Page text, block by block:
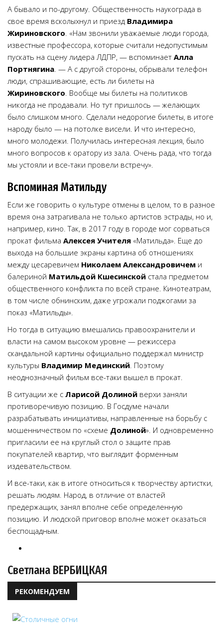
А бывало и по-другому. Общественность наукограда в
свое время всколыхнул и приезд Владимира
Жириновского. «Нам звонили уважаемые люди города,
известные профессора, которые считали недопустимым
пускать на сцену лидера ЛДПР, — вспоминает Алла
Портнягина. — А с другой стороны, обрывали телефон
люди, спрашивающие, есть ли билеты на
Жириновского. Вообще мы билеты на политиков
никогда не продавали. Но тут пришлось — желающих
было слишком много. Сделали недорогие билеты, в итоге
народу было — на потолке висели. И что интересно,
много молодежи. Получилась интересная лекция, было
много вопросов к оратору из зала. Очень рада, что тогда
мы устояли и все-таки провели встречу».
Вспоминая Матильду
Если же говорить о культуре отмены в целом, то в разное
время она затрагивала не только артистов эстрады, но и,
например, кино. Так, в 2017 году в городе мог сорваться
прокат фильма Алексея Учителя «Матильда». Еще до
выхода на большие экраны картина об отношениях
между цесаревичем Николаем Александровичем и
балериной Матильдой Кшесинской стала предметом
общественного конфликта по всей стране. Кинотеатрам,
в том числе обнинским, даже угрожали поджогами за
показ «Матильды».
Но тогда в ситуацию вмешались правоохранители и
власти на самом высоком уровне — режиссера
скандальной картины официально поддержал министр
культуры Владимир Мединский. Поэтому
неоднозначный фильм все-таки вышел в прокат.
В ситуации же с Ларисой Долиной верхи заняли
противоречивую позицию. В Госдуме начали
разрабатывать инициативы, направленные на борьбу с
мошенничеством по «схеме Долиной». И одновременно
пригласили ее на круглый стол о защите прав
покупателей квартир, что выглядит форменным
издевательством.
И все-таки, как в итоге относиться к творчеству артистки,
решать людям. Народ, в отличие от властей
предержащих, занял вполне себе определенную
позицию. И людской приговор вполне может оказаться
беспощадным.
Светлана ВЕРБИЦКАЯ
РЕКОМЕНДУЕМ